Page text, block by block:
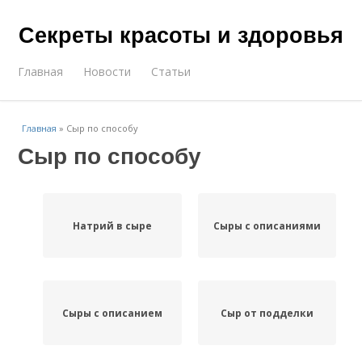
Секреты красоты и здоровья
Главная Новости Статьи
Главная » Сыр по способу
Сыр по способу
Натрий в сыре Сыры с описаниями
Сыры с описанием Сыр от подделки